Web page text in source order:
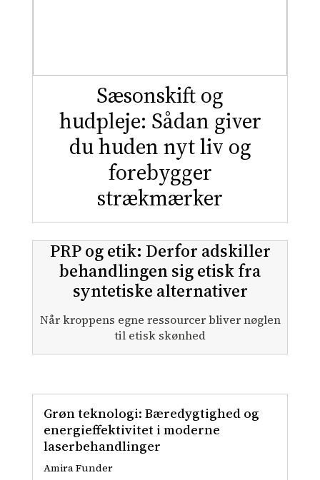
Sæsonskift og
hudpleje: Sådan giver
du huden nyt liv og
forebygger
strækmærker
PRP og etik: Derfor adskiller
behandlingen sig etisk fra
syntetiske alternativer
Når kroppens egne ressourcer bliver nøglen
til etisk skønhed
Grøn teknologi: Bæredygtighed og
energieffektivitet i moderne
laserbehandlinger
Amira Funder